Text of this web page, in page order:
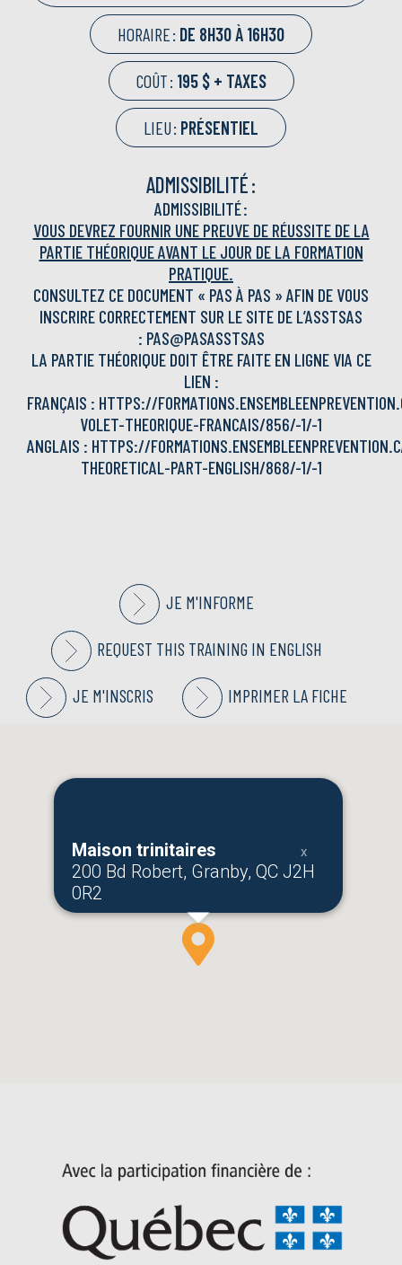
HORAIRE : DE 8H30 À 16H30
COÛT : 195 $ + TAXES
LIEU : PRÉSENTIEL
ADMISSIBILITÉ :
ADMISSIBILITÉ :
VOUS DEVREZ FOURNIR UNE PREUVE DE RÉUSSITE DE LA
PARTIE THÉORIQUE AVANT LE JOUR DE LA FORMATION
PRATIQUE.
CONSULTEZ CE DOCUMENT « PAS À PAS » AFIN DE VOUS
INSCRIRE CORRECTEMENT SUR LE SITE DE L’ASSTSAS
: PAS@PASASSTSAS
LA PARTIE THÉORIQUE DOIT ÊTRE FAITE EN LIGNE VIA CE
LIEN :
FRANÇAIS : HTTPS://
VOLET-THEORIQUE-FRANCAIS/856/-1/-1
ANGLAIS : HTTPS://
THEORETICAL-PART-ENGLISH/868/-1/-1
JE M'INFORME
REQUEST THIS TRAINING IN ENGLISH
JE M'INSCRIS IMPRIMER LA FICHE
Maison trinitaires
200 Bd Robert, Granby, QC J2H
0R2